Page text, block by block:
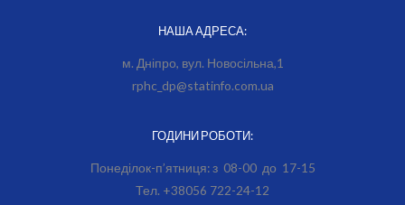
НАША АДРЕСА:
м. Дніпро, вул. Новосільна,1
rphc_dp@statinfo.com.ua
ГОДИНИ РОБОТИ:
Понеділок-п’ятниця: з 08-00 до 17-15
Тел. +38056 722-24-12